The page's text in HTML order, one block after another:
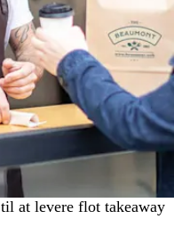
at levere flot takeaway